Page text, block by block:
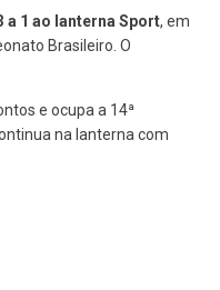
1 ao lanterna Sport, em
Brasileiro. O
e ocupa a 14ª
na lanterna com